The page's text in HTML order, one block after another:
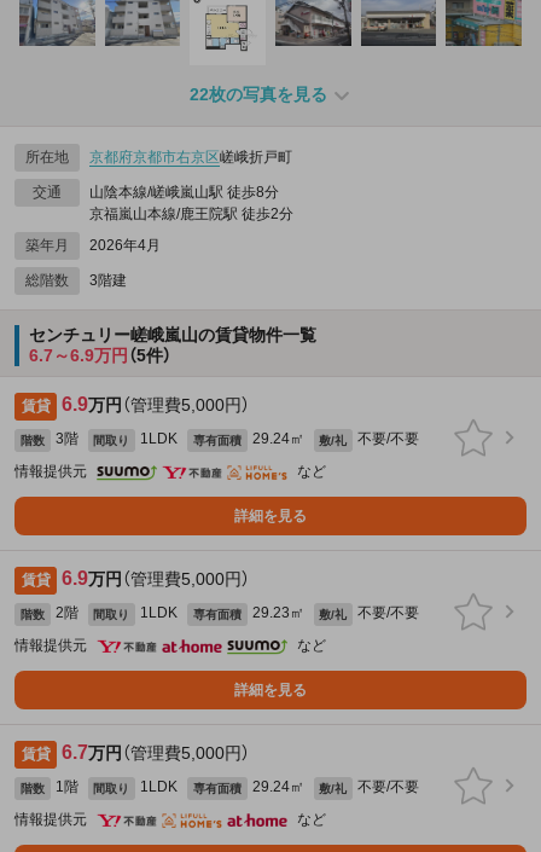
22枚の写真を見る
所在地 京都府京都市右京区嵯峨折戸町
交通
山陰本線/嵯峨嵐山駅 徒歩8分
京福嵐山本線/鹿王院駅 徒歩2分
築年月
2026年4月
総階数 3階建
センチュリー嵯峨嵐山の賃貸物件一覧
6.7～6.9万円 （5件）
賃貸 6.9万円 （管理費5,000円）
階数 3階 間取り 1LDK 専有面積 29.24㎡ 敷/礼
不要/不要
情報提供元
など
詳細を見る
賃貸 6.9万円 （管理費5,000円）
階数 2階 間取り 1LDK 専有面積 29.23㎡ 敷/礼
不要/不要
情報提供元
など
詳細を見る
賃貸 6.7万円 （管理費5,000円）
階数 1階 間取り 1LDK 専有面積 29.24㎡ 敷/礼
不要/不要
情報提供元
など